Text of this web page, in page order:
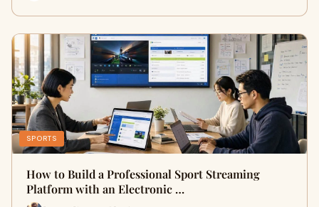
SPORTS
How to Build a Professional Sport Streaming
Platform with an Electronic …